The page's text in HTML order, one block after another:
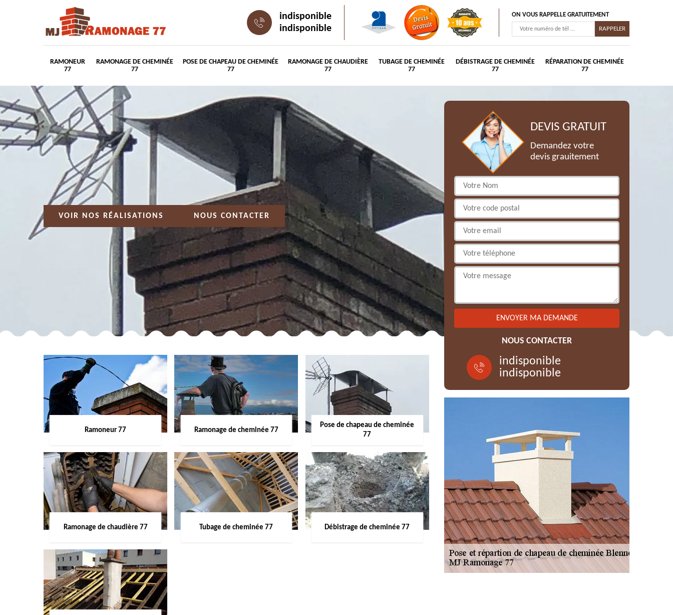
indisponible
indisponible
ON VOUS RAPPELLE GRATUITEMENT
RAMONEUR
77
RAMONAGE DE CHEMINÉE
77
POSE DE CHAPEAU DE CHEMINÉE
77
RAMONAGE DE CHAUDIÈRE
77
TUBAGE DE CHEMINÉE
77
DÉBISTRAGE DE CHEMINÉE
77
RÉPARATION DE CHEMINÉE
77
VOIR NOS RÉALISATIONS NOUS CONTACTER
Ramoneur 77 Ramonage de cheminée 77
Pose de chapeau de cheminée
77
Ramonage de chaudière 77 Tubage de cheminée 77 Débistrage de cheminée 77
DEVIS GRATUIT
Demandez votre
devis grauitement
NOUS CONTACTER
indisponible
indisponible